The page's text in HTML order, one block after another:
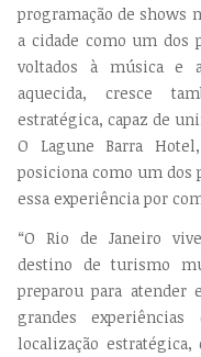
programação de shows
a cidade como um dos
voltados à música e
aquecida, cresce
estratégica, capaz de
O Lagune Barra
posiciona como um dos
essa experiência por
“O Rio de Janeiro
destino de turismo
preparou para atender
grandes
localização